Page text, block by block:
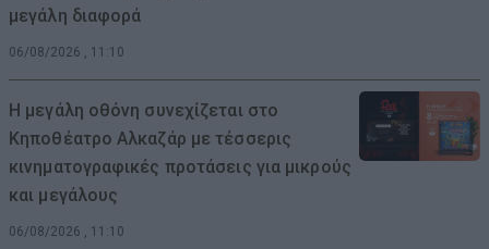
μεγάλη διαφορά
06/08/2026 , 11:10
Η μεγάλη οθόνη συνεχίζεται στο
Κηποθέατρο Αλκαζάρ με τέσσερις
κινηματογραφικές προτάσεις για μικρούς
και μεγάλους
06/08/2026 , 11:10